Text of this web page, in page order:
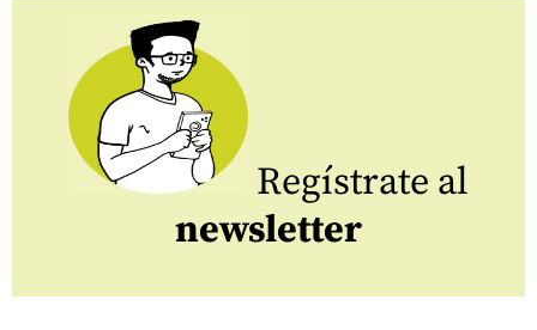
Regístrate al
newsletter